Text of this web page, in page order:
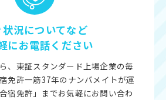
況についてなど
にお電話ください
、東証スタンダード上場企業の毎
免許一筋37年のナンバメイトが運
宿免許」までお気軽にお問い合わ